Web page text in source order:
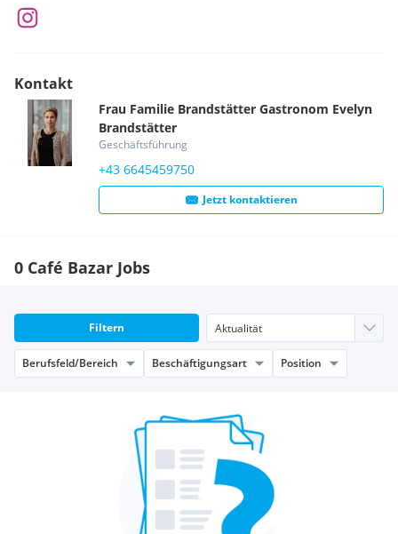
Kontakt
Frau Familie Brandstätter Gastronom Evelyn
Brandstätter
Geschäftsführung
+43 6645459750
Jetzt kontaktieren
0 Café Bazar Jobs
Filtern
Berufsfeld/Bereich Beschäftigungsart Position